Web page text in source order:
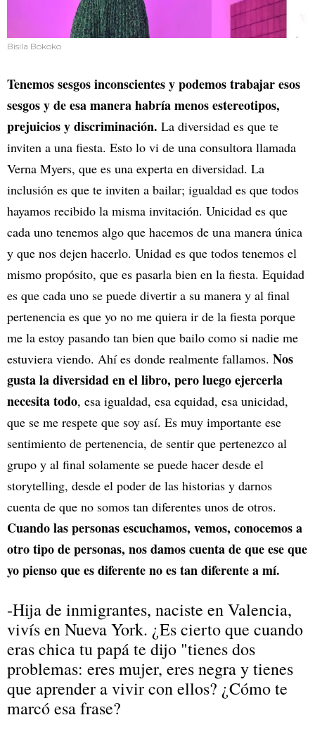
Bisila Bokoko
Tenemos sesgos inconscientes y podemos trabajar esos
sesgos y de esa manera habría menos estereotipos,
prejuicios y discriminación. La diversidad es que te
inviten a una fiesta. Esto lo vi de una consultora llamada
Verna Myers, que es una experta en diversidad. La
inclusión es que te inviten a bailar; igualdad es que todos
hayamos recibido la misma invitación. Unicidad es que
cada uno tenemos algo que hacemos de una manera única
y que nos dejen hacerlo. Unidad es que todos tenemos el
mismo propósito, que es pasarla bien en la fiesta. Equidad
es que cada uno se puede divertir a su manera y al final
pertenencia es que yo no me quiera ir de la fiesta porque
me la estoy pasando tan bien que bailo como si nadie me
estuviera viendo. Ahí es donde realmente fallamos. Nos
gusta la diversidad en el libro, pero luego ejercerla
necesita todo, esa igualdad, esa equidad, esa unicidad,
que se me respete que soy así. Es muy importante ese
sentimiento de pertenencia, de sentir que pertenezco al
grupo y al final solamente se puede hacer desde el
storytelling, desde el poder de las historias y darnos
cuenta de que no somos tan diferentes unos de otros.
Cuando las personas escuchamos, vemos, conocemos a
otro tipo de personas, nos damos cuenta de que ese que
yo pienso que es diferente no es tan diferente a mí.
-Hija de inmigrantes, naciste en Valencia,
vivís en Nueva York. ¿Es cierto que cuando
eras chica tu papá te dijo "tienes dos
problemas: eres mujer, eres negra y tienes
que aprender a vivir con ellos? ¿Cómo te
marcó esa frase?